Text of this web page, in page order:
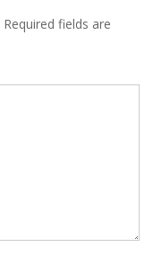
Required fields are